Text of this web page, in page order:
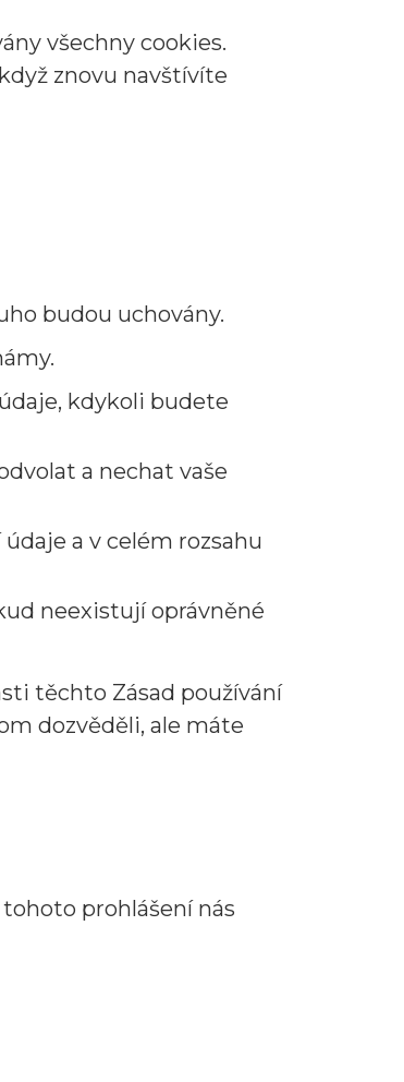
všechny cookies.
znovu navštívíte
budou uchovány.
kdykoli budete
a nechat vaše
a v celém rozsahu
neexistují oprávněné
těchto Zásad používání
dozvěděli, ale máte
prohlášení nás